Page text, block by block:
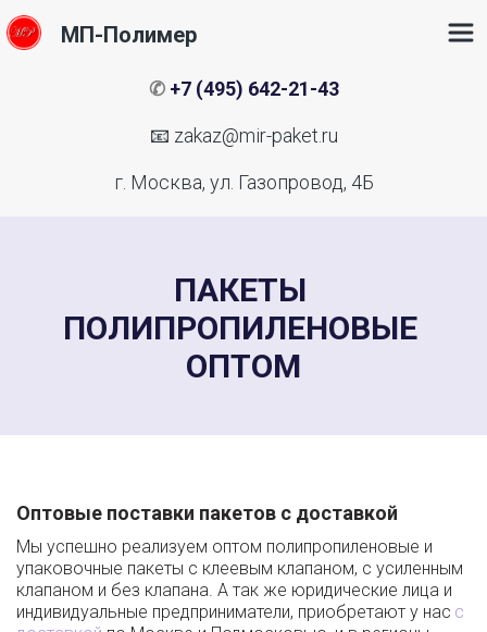
МП-Полимер
✆ +7 (495) 642-21-43
📧 zakaz@mir-paket.ru
г. Москва, ул. Газопровод, 4Б
ПАКЕТЫ
ПОЛИПРОПИЛЕНОВЫЕ
ОПТОМ
Оптовые поставки пакетов с доставкой
Мы успешно реализуем оптом полипропиленовые и
упаковочные пакеты с клеевым клапаном, с усиленным
клапаном и без клапана. А так же юридические лица и
индивидуальные предприниматели, приобретают у нас с